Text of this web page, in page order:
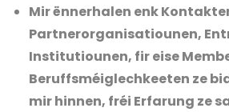
Mir ënnerhalen enk
Partnerorganisatiounen,
Institutiounen, fir eise
Beruffsméiglechkeeten ze
mir hinnen, fréi Erfarung ze